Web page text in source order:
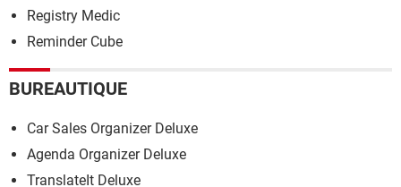
Registry Medic
Reminder Cube
BUREAUTIQUE
Car Sales Organizer Deluxe
Agenda Organizer Deluxe
TranslateIt Deluxe